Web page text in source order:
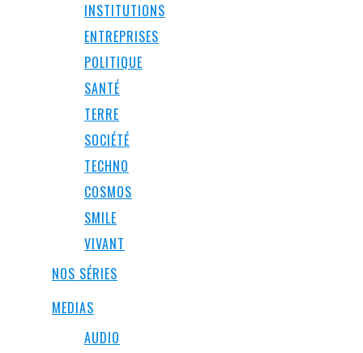
INSTITUTIONS
ENTREPRISES
POLITIQUE
SANTÉ
TERRE
SOCIÉTÉ
TECHNO
COSMOS
SMILE
VIVANT
NOS SÉRIES
MEDIAS
AUDIO